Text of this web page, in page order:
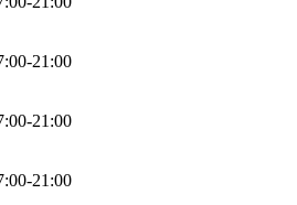
:00-21 :00
:00-21 :00
:00-21 :00